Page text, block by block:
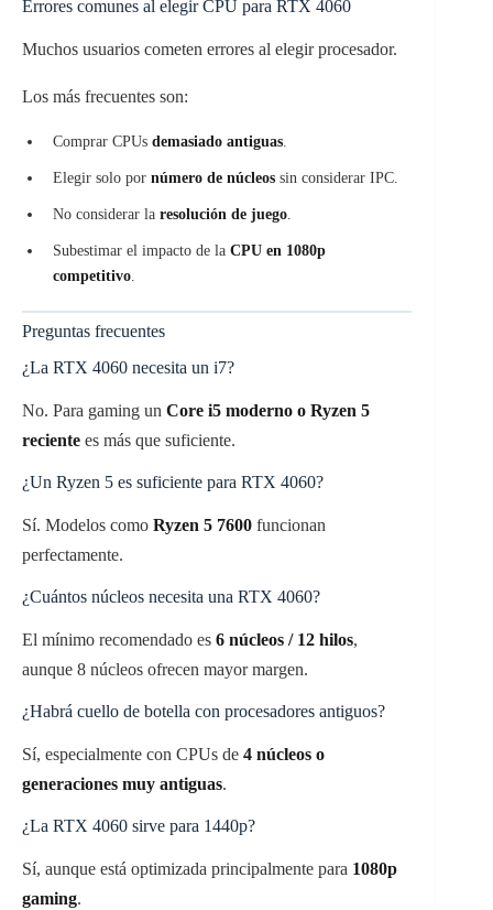
Errores comunes al elegir CPU para RTX 4060
Muchos usuarios cometen errores al elegir procesador.
Los más frecuentes son:
Comprar CPUs demasiado antiguas.
Elegir solo por número de núcleos sin considerar IPC.
No considerar la resolución de juego.
Subestimar el impacto de la CPU en 1080p
competitivo.
Preguntas frecuentes
¿La RTX 4060 necesita un i7?
No. Para gaming un Core i5 moderno o Ryzen 5
reciente es más que suficiente.
¿Un Ryzen 5 es suficiente para RTX 4060?
Sí. Modelos como Ryzen 5 7600 funcionan
perfectamente.
¿Cuántos núcleos necesita una RTX 4060?
El mínimo recomendado es 6 núcleos / 12 hilos,
aunque 8 núcleos ofrecen mayor margen.
¿Habrá cuello de botella con procesadores antiguos?
Sí, especialmente con CPUs de 4 núcleos o
generaciones muy antiguas.
¿La RTX 4060 sirve para 1440p?
Sí, aunque está optimizada principalmente para 1080p
gaming.